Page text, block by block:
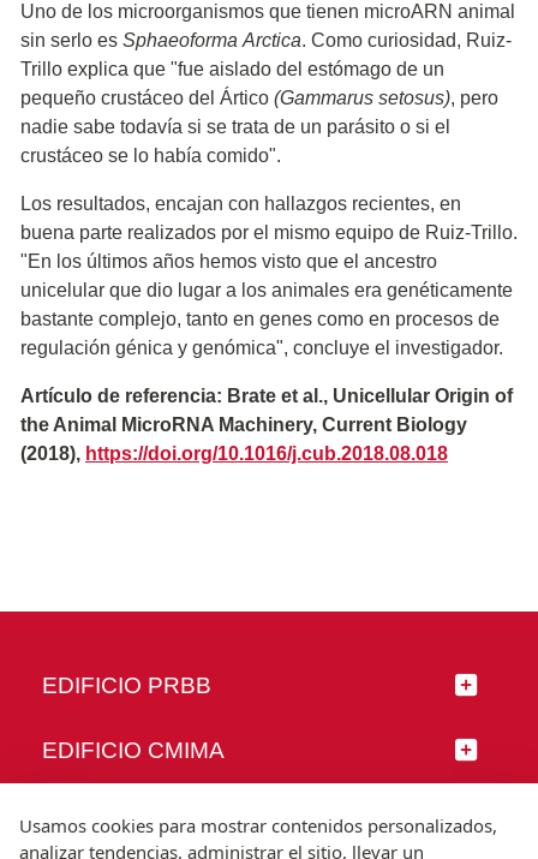
Uno de los microorganismos que tienen microARN animal
sin serlo es Sphaeoforma Arctica. Como curiosidad, Ruiz-
Trillo explica que "fue aislado del estómago de un
pequeño crustáceo del Ártico (Gammarus setosus), pero
nadie sabe todavía si se trata de un parásito o si el
crustáceo se lo había comido".
Los resultados, encajan con hallazgos recientes, en
buena parte realizados por el mismo equipo de Ruiz-Trillo.
"En los últimos años hemos visto que el ancestro
unicelular que dio lugar a los animales era genéticamente
bastante complejo, tanto en genes como en procesos de
regulación génica y genómica", concluye el investigador.
Artículo de referencia: Brate et al., Unicellular Origin of
the Animal MicroRNA Machinery, Current Biology
(2018), https://doi.org/10.1016/j.cub.2018.08.018
EDIFICIO PRBB
EDIFICIO CMIMA
SÍGUENOS
Usamos cookies para mostrar contenidos personalizados,
analizar tendencias, administrar el sitio, llevar un